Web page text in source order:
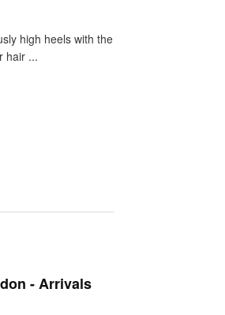
high heels with the
hair ...
- Arrivals